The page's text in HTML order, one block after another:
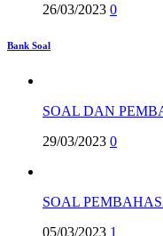
26/03/2023 0
Bank Soal
SOAL DAN
29/03/2023 0
SOAL
05/03/2023 1